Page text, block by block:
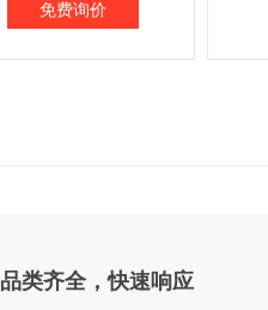
免费询价
品类齐全，快速响应